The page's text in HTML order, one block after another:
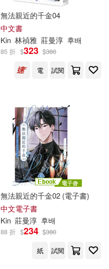
無法親近的千金04
中文書
Kin 林禎雅 莊曼淳 후배
85 折 $323 $380
電
試閱
無法親近的千金02 (電子書)
中文電子書
Kin 莊曼淳 후배
88 折 $234 $380
紙
試閱